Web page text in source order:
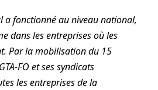
a fonctionné au niveau national,
dans les entreprises où les
Par la mobilisation du 15
FO et ses syndicats
les entreprises de la